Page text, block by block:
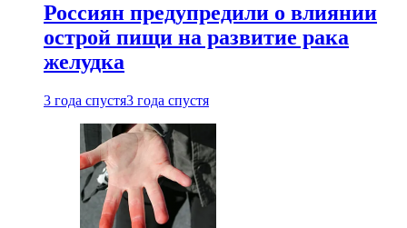
Россиян предупредили о влиянии
острой пищи на развитие рака
желудка
3 года спустя3 года спустя